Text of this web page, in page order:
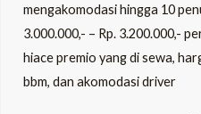
mengakomodasi hingga 10
3.000.000,- – Rp. 3.200.000,-
hiace premio yang di sewa,
bbm, dan akomodasi driver